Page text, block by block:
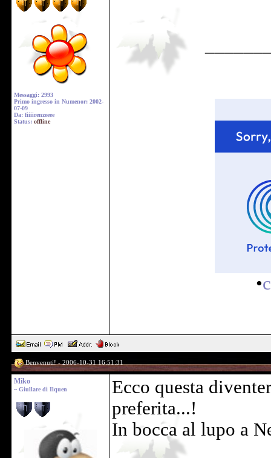
Messaggi: 2993
Primo ingresso in Numenor: 2002-
07-09
Da: fiiiirenzeeee
Status: offline
•
Benvenuti! - 2006-10-31 16:51:31
Miko
~ Giullare di Ilquen
Ecco questa
preferita...!
In bocca al lupo a